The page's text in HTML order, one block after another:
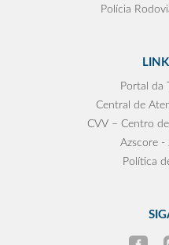
Polícia
Portal da
Central de
CVV – Centro
Azscore -
Política